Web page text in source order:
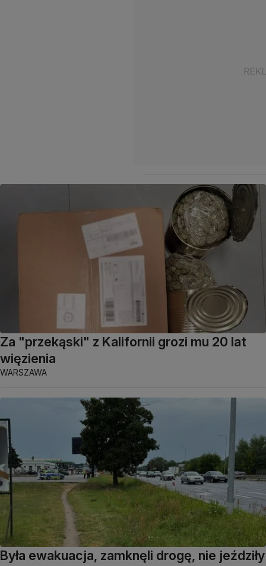
Za "przekąski" z Kalifornii grozi mu 20 lat
więzienia
WARSZAWA
Była ewakuacja, zamknęli drogę, nie jeździły